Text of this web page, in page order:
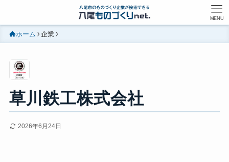
MENU
ホーム 企業
草川鉄工株式会社
2026年6月24日